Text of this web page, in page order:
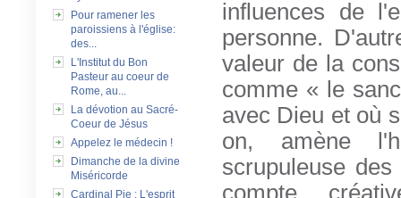
Pour ramener les
paroissiens à l'église:
des...
L'Institut du Bon
Pasteur au coeur de
Rome, au...
La dévotion au Sacré-
Coeur de Jésus
Appelez le médecin !
Dimanche de la divine
Miséricorde
Cardinal Pie : L'esprit
influences de
personne.
valeur de la
comme « le
avec Dieu et où
on, amène
scrupuleuse
compte